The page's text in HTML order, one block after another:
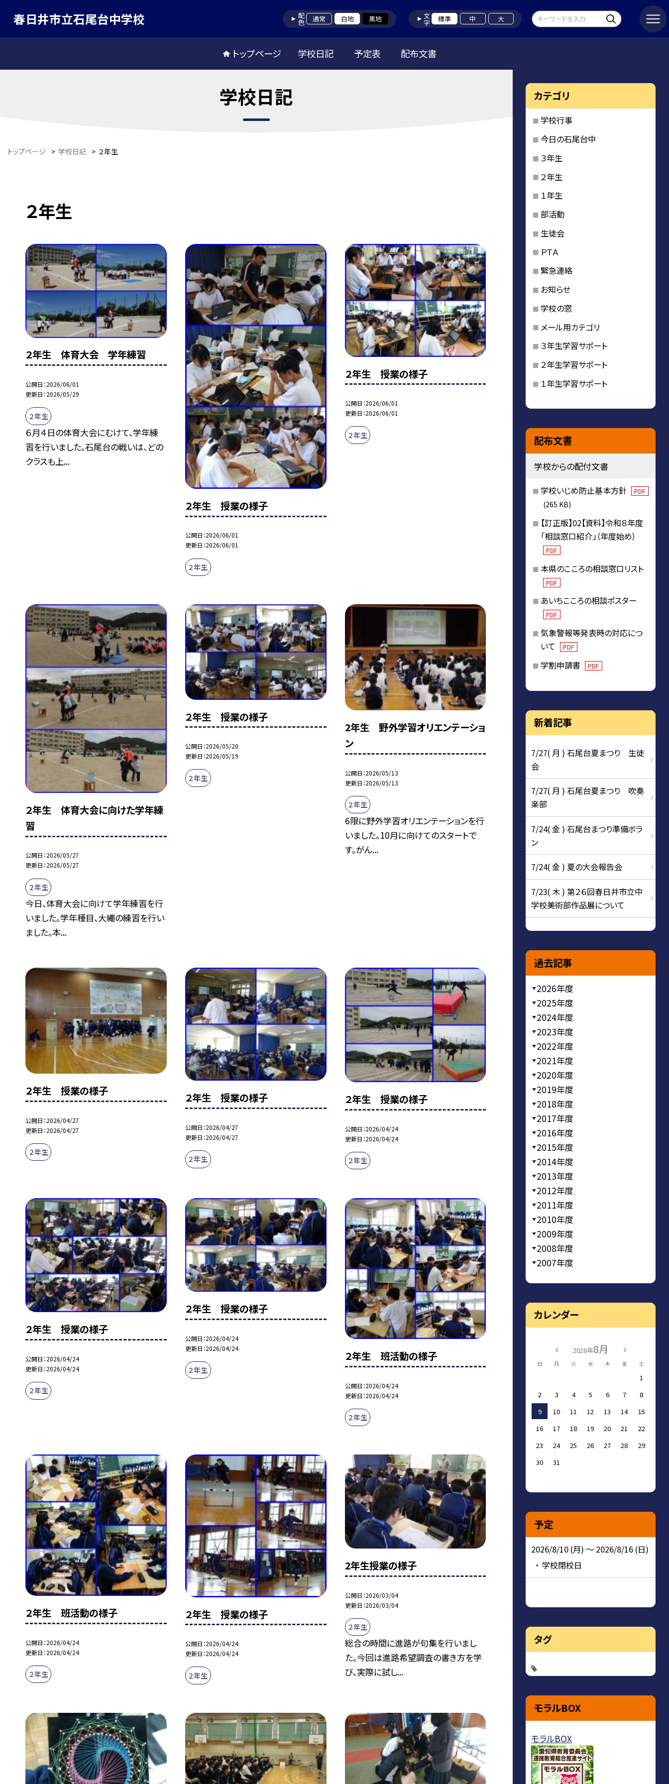
春日井市立石尾台中学校 配色 通常 白地 黒地 文字 標準 中 大
トップページ 学校日記 予定表 配布文書
学校日記
トップページ > 学校日記 > ２年生
２年生
２年生 体育大会 学年練習
公開日 2026/06/01
更新日 2026/05/29
２年生
６月４日の体育大会にむけて、学年練
習を行いました。石尾台の戦いは、どの
クラスも上...
２年生 授業の様子
公開日 2026/06/01
更新日 2026/06/01
２年生
２年生 授業の様子
公開日 2026/06/01
更新日 2026/06/01
２年生
２年生 体育大会に向けた学年練
習
公開日 2026/05/27
更新日 2026/05/27
２年生
今日、体育大会に向けて学年練習を行
いました。学年種目、大繩の練習を行い
ました。本...
２年生 授業の様子
公開日 2026/05/20
更新日 2026/05/19
２年生
2年生 野外学習オリエンテーショ
ン
公開日 2026/05/13
更新日 2026/05/13
２年生
6限に野外学習オリエンテーションを行
いました。10月に向けてのスタートで
す。がん...
２年生 授業の様子
公開日 2026/04/27
更新日 2026/04/27
２年生
２年生 授業の様子
公開日 2026/04/27
更新日 2026/04/27
２年生
２年生 授業の様子
公開日 2026/04/24
更新日 2026/04/24
２年生
２年生 授業の様子
公開日 2026/04/24
更新日 2026/04/24
２年生
２年生 授業の様子
公開日 2026/04/24
更新日 2026/04/24
２年生
２年生 班活動の様子
公開日 2026/04/24
更新日 2026/04/24
２年生
２年生 班活動の様子
公開日 2026/04/24
更新日 2026/04/24
２年生
２年生 授業の様子
公開日 2026/04/24
更新日 2026/04/24
２年生
2年生授業の様子
公開日 2026/03/04
更新日 2026/03/04
２年生
総合の時間に進路が句集を行いまし
た。今回は進路希望調査の書き方を学
び、実際に試し...
カテゴリ
学校行事
今日の石尾台中
３年生
２年生
１年生
部活動
生徒会
ＰＴＡ
緊急連絡
お知らせ
学校の窓
メール用カテゴリ
３年生学習サポート
２年生学習サポート
１年生学習サポート
配布文書
学校からの配付文書
学校いじめ防止基本方針 PDF
(265 KB)
【訂正版】02【資料】令和８年度
「相談窓口紹介」（年度始め）
PDF
本県のこころの相談窓口リスト
PDF
あいちこころの相談ポスター
PDF
気象警報等発表時の対応につ
いて
PDF
学割申請書 PDF
新着記事
7/27( 月 ) 石尾台夏まつり 生徒
会
7/27( 月 ) 石尾台夏まつり 吹奏
楽部
7/24( 金 ) 石尾台まつり準備ボラ
ン
7/24( 金 ) 夏の大会報告会
7/23( 木 ) 第２６回春日井市立中
学校美術部作品展について
過去記事
2026年度
2025年度
2024年度
2023年度
2022年度
2021年度
2020年度
2019年度
2018年度
2017年度
2016年度
2015年度
2014年度
2013年度
2012年度
2011年度
2010年度
2009年度
2008年度
2007年度
カレンダー
2026年8月
日 月 火 水 木 金 土
1
2
3 4 5 6 7
8
9
10 11 12 13 14
15
16
17 18 19 20 21
22
23
24 25 26 27 28
29
30
31
予定
2026/8/10 (月) ～ 2026/8/16 (日)
学校閉校日
タグ
モラルBOX
モラルBOX